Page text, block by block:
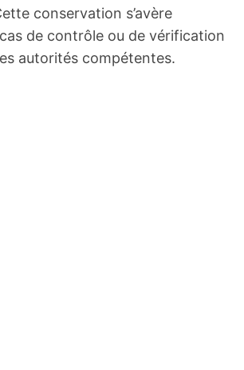
conservation s’avère
de contrôle ou de vérification
autorités compétentes.